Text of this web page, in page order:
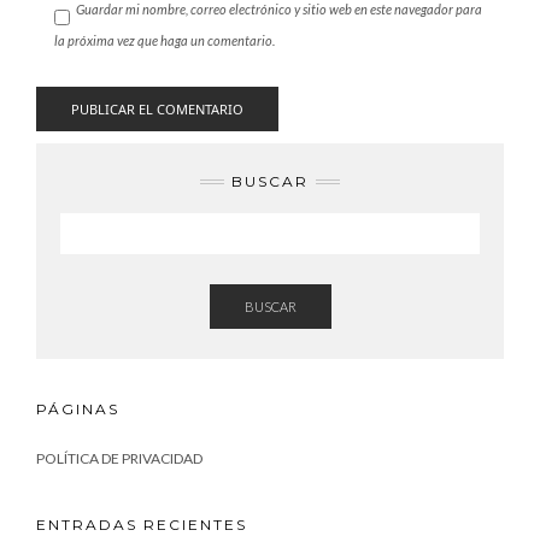
Guardar mi nombre, correo electrónico y sitio web en este navegador para
la próxima vez que haga un comentario.
BUSCAR
BUSCAR
PÁGINAS
POLÍTICA DE PRIVACIDAD
ENTRADAS RECIENTES